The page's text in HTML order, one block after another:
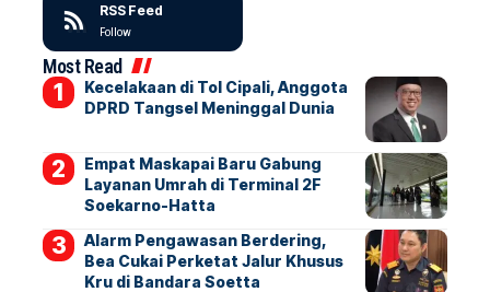
RSS Feed
Follow
Most Read
Kecelakaan di Tol Cipali, Anggota
DPRD Tangsel Meninggal Dunia
Empat Maskapai Baru Gabung
Layanan Umrah di Terminal 2F
Soekarno-Hatta
Alarm Pengawasan Berdering,
Bea Cukai Perketat Jalur Khusus
Kru di Bandara Soetta